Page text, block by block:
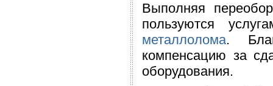
Выполняя
пользуются
металлолома.
компенсацию за
оборудования.